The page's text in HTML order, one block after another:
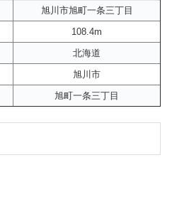
旭川市旭町一条三丁目
108.4m
北海道
旭川市
旭町一条三丁目